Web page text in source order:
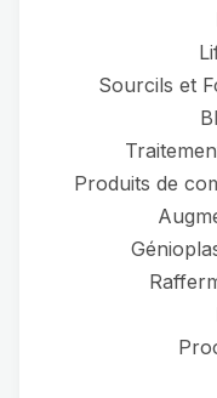
Sourcils et
Produits de